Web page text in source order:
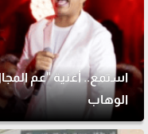
استمع.. أغنية "عم
الوهاب